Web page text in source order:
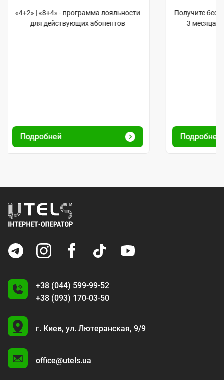
«4+2» | «8+4» - программа лояльности
для действующих абонентов
Подробней
Получите
3 месяца
Подробней
+38 (044) 599-99-52
+38 (093) 170-03-50
U
г. Киев, ул. Лютеранская, 9/9
office@utels.ua